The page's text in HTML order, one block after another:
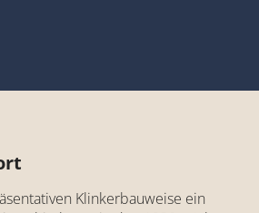
Klinkerbauweise ein